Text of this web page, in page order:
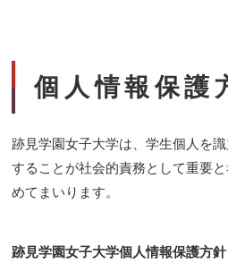
個人情報保護
跡見学園女子大学は、学生個人を
することが社会的責務として重要
めてまいります。
跡見学園女子大学個人情報保護方針